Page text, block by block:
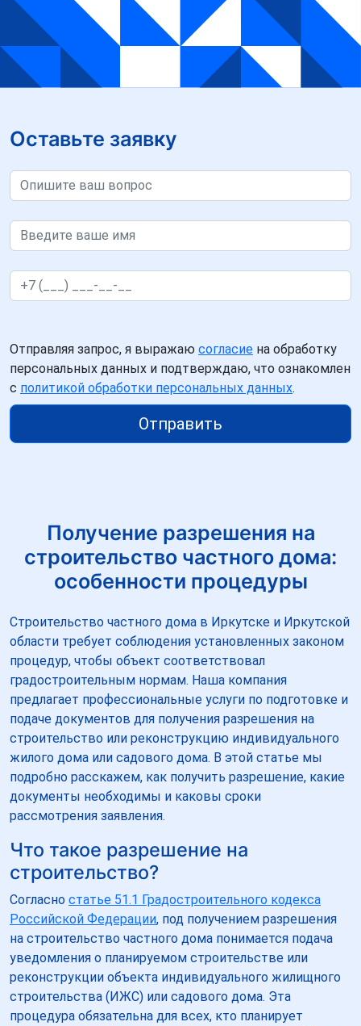
Оставьте заявку
Отправляя запрос, я выражаю согласие на обработку
персональных данных и подтверждаю, что ознакомлен
с политикой обработки персональных данных.
Отправить
Получение разрешения на
строительство частного дома:
особенности процедуры
Строительство частного дома в Иркутске и Иркутской
области требует соблюдения установленных законом
процедур, чтобы объект соответствовал
градостроительным нормам. Наша компания
предлагает профессиональные услуги по подготовке и
подаче документов для получения разрешения на
строительство или реконструкцию индивидуального
жилого дома или садового дома. В этой статье мы
подробно расскажем, как получить разрешение, какие
документы необходимы и каковы сроки
рассмотрения заявления.
Что такое разрешение на
строительство?
Согласно статье 51.1 Градостроительного кодекса
Российской Федерации, под получением разрешения
на строительство частного дома понимается подача
уведомления о планируемом строительстве или
реконструкции объекта индивидуального жилищного
строительства (ИЖС) или садового дома. Эта
процедура обязательна для всех, кто планирует